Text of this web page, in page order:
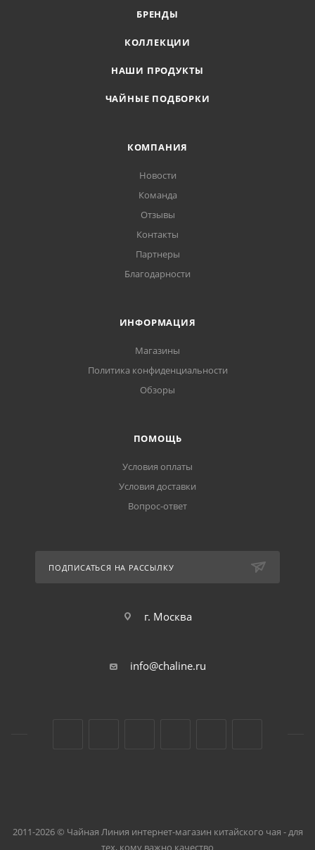
БРЕНДЫ
КОЛЛЕКЦИИ
НАШИ ПРОДУКТЫ
ЧАЙНЫЕ ПОДБОРКИ
КОМПАНИЯ
Новости
Команда
Отзывы
Контакты
Партнеры
Благодарности
ИНФОРМАЦИЯ
Магазины
Политика конфиденциальности
Обзоры
ПОМОЩЬ
Условия оплаты
Условия доставки
Вопрос-ответ
ПОДПИСАТЬСЯ НА РАССЫЛКУ
г. Москва
info@chaline.ru
2011-2026 © Чайная Линия интернет-магазин китайского чая - для
тех, кому важно качество